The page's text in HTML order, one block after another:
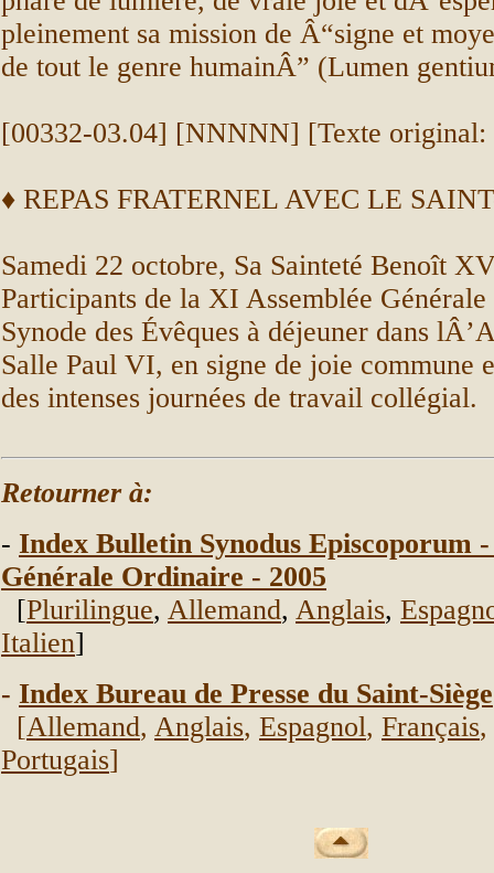
pleinement sa mission de Â“signe et
de tout le genre humainÂ” (Lumen
[00332-03.04] [NNNNN] [Texte
♦ REPAS FRATERNEL AVEC LE
Samedi 22 octobre, Sa Sainteté Benoît
Participants de la XI Assemblée
Synode des Évêques à déjeuner dans
Salle Paul VI, en signe de joie commune
des intenses journées de travail collégial.
Retourner à:
- Index Bulletin Synodus Episcoporum
Générale Ordinaire - 2005
[Plurilingue, Allemand, Anglais,
Italien]
- Index Bureau de Presse du Saint-Siège
[Allemand, Anglais, Espagnol, Français,
Portugais]